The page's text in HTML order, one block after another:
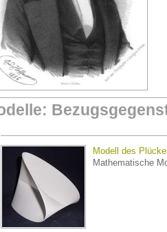
Modell des
Mathematische